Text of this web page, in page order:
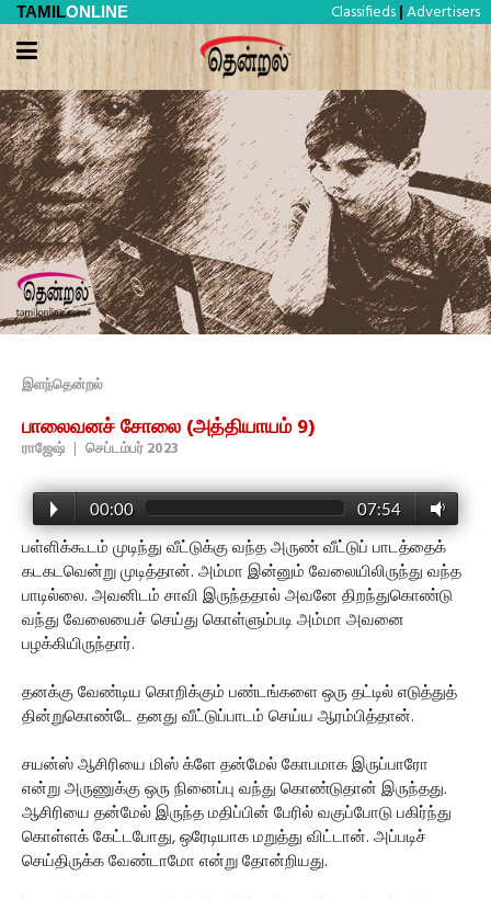
TAMILONLINE Classifieds | Advertisers
இளந்தென்றல்
பாலைவனச் சோலை (அத்தியாயம் 9)
ராஜேஷ் | செப்டம்பர் 2023
00:00 07:54
பள்ளிக்கூடம் முடிந்து வீட்டுக்கு வந்த அருண் வீட்டுப் பாடத்தைக்
கடகடவென்று முடித்தான். அம்மா இன்னும் வேலையிலிருந்து வந்த
பாடில்லை. அவனிடம் சாவி இருந்ததால் அவனே திறந்துகொண்டு
வந்து வேலையைச் செய்து கொள்ளும்படி அம்மா அவனை
பழக்கியிருந்தார்.
தனக்கு வேண்டிய கொறிக்கும் பண்டங்களை ஒரு தட்டில் எடுத்துத்
தின்றுகொண்டே தனது வீட்டுப்பாடம் செய்ய ஆரம்பித்தான்.
சயன்ஸ் ஆசிரியை மிஸ் க்ளே தன்மேல் கோபமாக இருப்பாரோ
என்று அருணுக்கு ஒரு நினைப்பு வந்து கொண்டுதான் இருந்தது.
ஆசிரியை தன்மேல் இருந்த மதிப்பின் பேரில் வகுப்போடு பகிர்ந்து
கொள்ளக் கேட்டபோது, ஒரேடியாக மறுத்து விட்டான். அப்படிச்
செய்திருக்க வேண்டாமோ என்று தோன்றியது.